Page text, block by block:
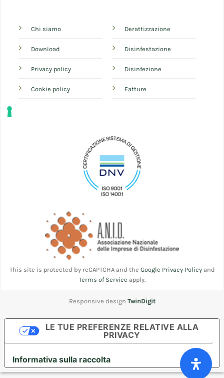
Chi siamo
Download
Privacy policy
Cookie policy
Derattizzazione
Disinfestazione
Disinfezione
Fatture
This site is protected by reCAPTCHA and the Google Privacy Policyand
Terms of Service apply.
Responsive design TwinDigit
Informativa sulla raccolta
LE TUE PREFERENZE RELATIVE ALLA
PRIVACY